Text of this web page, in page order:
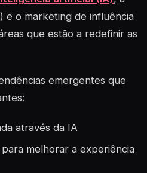
e o marketing de influência
que estão a redefinir as
emergentes que
através da IA
melhorar a experiência